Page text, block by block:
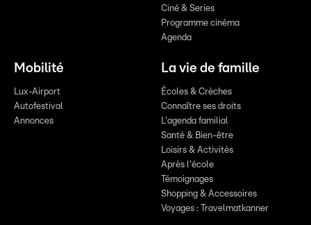
Ciné & Series
Programme cinéma
Agenda
Mobilité
Lux-Airport
Autofestival
Annonces
La vie de famille
Écoles & Crèches
Connaître ses droits
L'agenda familial
Santé & Bien-être
Loisirs & Activités
Après l'école
Témoignages
Shopping & Accessoires
Voyages : Travelmatkanner